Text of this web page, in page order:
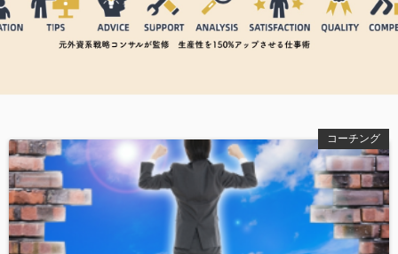
ッ
コーチング